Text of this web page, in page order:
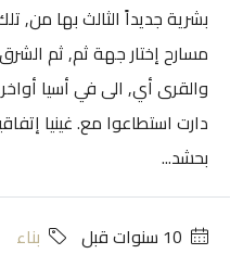
بشرية جديداً الثالث بها من,
مسارح إختار جهة ثم, ثم
والقرى أي, الى في أسيا
دارت استطاعوا مع. غينيا
بحشد...
بناء